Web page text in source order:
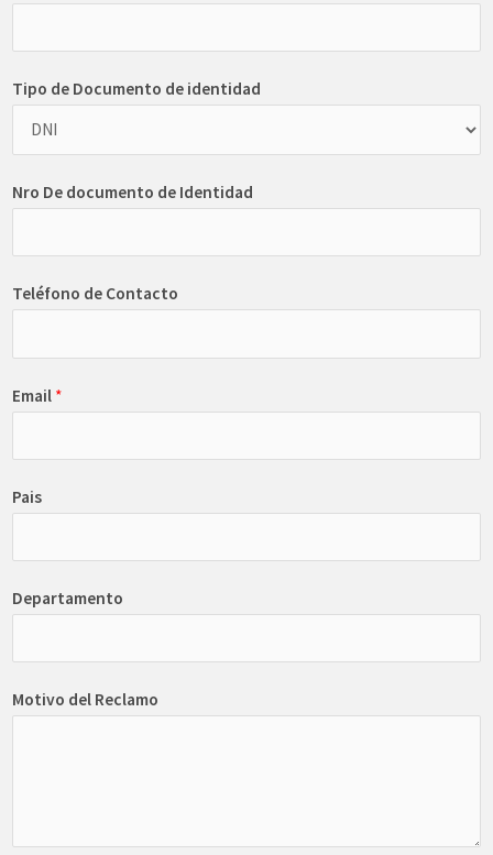
Tipo de Documento de identidad
Nro De documento de Identidad
Teléfono de Contacto
Email *
Pais
Departamento
Motivo del Reclamo